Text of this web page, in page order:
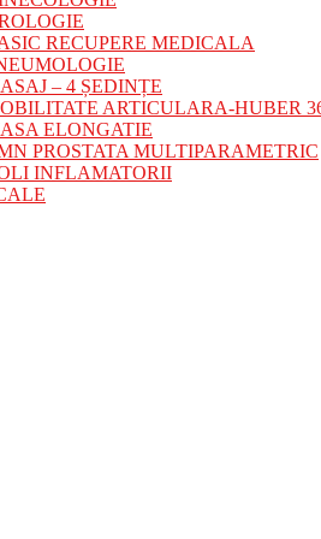
RECUPERE MEDICALA
– 4 ȘEDINȚE
ARTICULARA-HUBER
ELONGATIE
PROSTATA MULTIPARAMETRIC
INFLAMATORII